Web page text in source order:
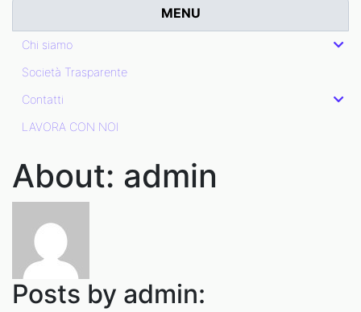
MENU
Chi siamo
Società Trasparente
Contatti
LAVORA CON NOI
About: admin
Posts by admin: